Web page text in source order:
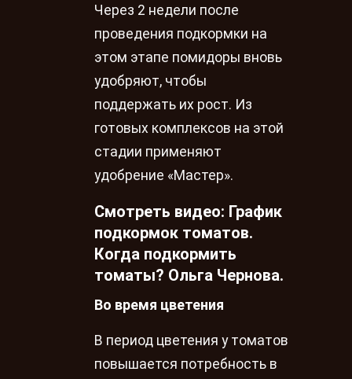
Через 2 недели после
проведения подкормки на
этом этапе помидоры вновь
удобряют, чтобы
поддержать их рост. Из
готовых комплексов на этой
стадии применяют
удобрение «Мастер».
Смотреть видео: График
подкормок томатов.
Когда подкормить
томаты? Ольга Чернова.
Во время цветения
В период цветения у томатов
повышается потребность в